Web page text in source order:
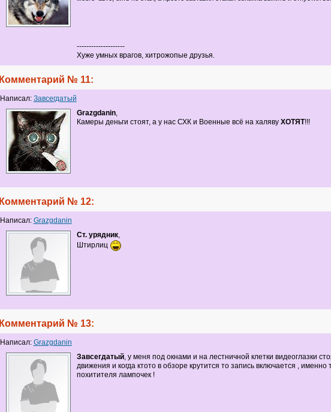
--------------------
Хуже умных врагов, хитрожопые друзья.
Комментарий № 11:
Написал: Завсегдатый
Grazgdanin,
Камеры деньги стоят, а у нас СХК и Военные всё на халяву ХОТЯТ!!!
Комментарий № 12:
Написал: Grazgdanin
Ст. урядник,
Штирлиц
Комментарий № 13:
Написал: Grazgdanin
Завсегдатый, у меня под окнами и на лестничной клетки видеоглазки
движения и когда ктото в обзоре крутится то запись включается , именно
похитителя лампочек !